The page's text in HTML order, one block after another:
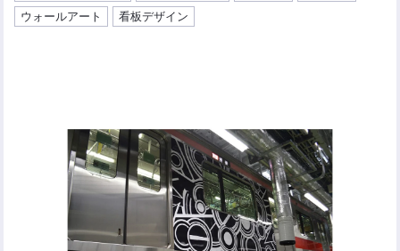
ウォールアート
看板デザイン